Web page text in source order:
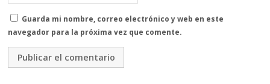
Guarda mi nombre, correo electrónico y web en este
navegador para la próxima vez que comente.